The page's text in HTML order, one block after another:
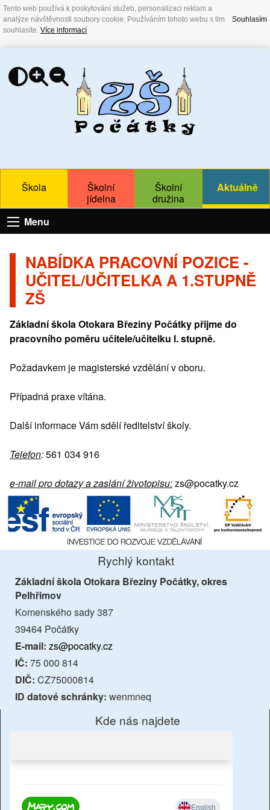
Tento web používá k poskytování služeb, personalizaci reklam a
analýze návštěvnosti soubory cookie. Používáním tohoto webu s tím
souhlasíte. Více informací
Souhlasím
Škola
Školní
jídelna
Školní
družina
Aktuálně
Menu
NABÍDKA PRACOVNÍ POZICE -
UČITEL/UČITELKA A 1.STUPNĚ
ZŠ
Základní škola Otokara Březiny Počátky přijme do
pracovního poměru učitele/učitelku I. stupně.
Požadavkem je magisterské vzdělání v oboru.
Případná praxe vítána.
Další informace Vám sdělí ředitelství školy.
Telefon:561 034 916
e-mail pro dotazy a zaslání životopisu:zs@pocatky.cz
Rychlý kontakt
Základní škola Otokara Březiny Počátky, okres
Pelhřimov
Komenského sady 387
39464 Počátky
E-mail: zs@pocatky.cz
IČ: 75 000 814
DIČ: CZ75000814
ID datové schránky: wenmneq
Kde nás najdete